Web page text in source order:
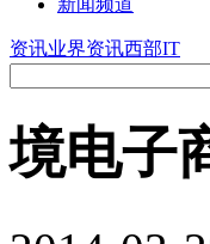
新闻频道
资讯业界资讯西部IT
境电子